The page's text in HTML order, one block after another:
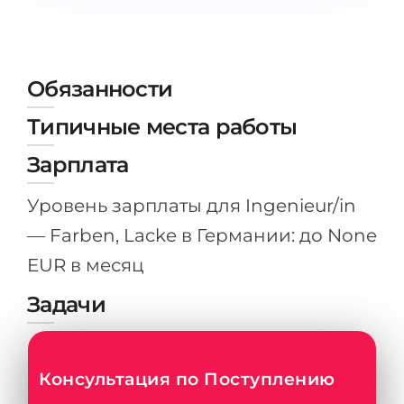
Штудиенколлеги
Курсы штудиенколлег
Freshman / Foundation
Подготовка к вузу
Подготовка к штудиенколлег
Специальные курсы
Математика
Портфолио
Земли
Второе Высшее
ПОСТУПАЕМ ПОСЛЕ...
Школы 11 классов
Школы 12 классов (NIS)
Колледжа
IB-Diploma
1 курса
2-3 курса
Бакалавриата
Обязанности
Типичные места работы
Зарплата
Уровень зарплаты для Ingenieur/in
— Farben, Lacke в Германии: до None
EUR в месяц
Задачи
Консультация по Поступлению